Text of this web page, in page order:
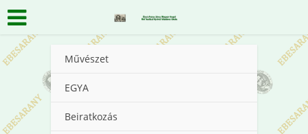
Művészet
EGYA
Beiratkozás